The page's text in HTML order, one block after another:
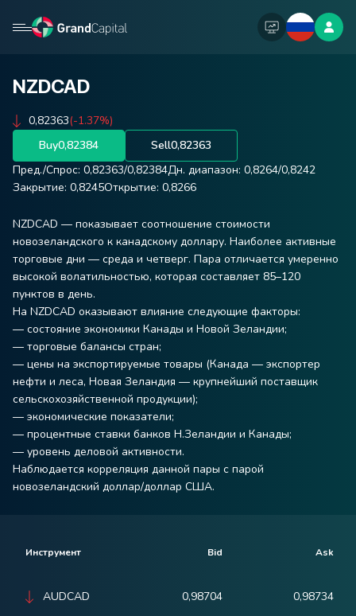
NZDCAD
0,82363(-1.37%)
Buy0,82384 Sell0,82363
Пред./Спрос: 0,82363/0,82384Дн. диапазон: 0,8264/0,8242
Закрытие: 0,8245Открытие: 0,8266
NZDCAD — показывает соотношение стоимости
новозеландского к канадскому доллару. Наиболее активные
торговые дни — среда и четверг. Пара отличается умеренно
высокой волатильностью, которая составляет 85–120
пунктов в день.
На NZDCAD оказывают влияние следующие факторы:
— состояние экономики Канады и Новой Зеландии;
— торговые балансы стран;
— цены на экспортируемые товары (Канада — экспортер
нефти и леса, Новая Зеландия — крупнейший поставщик
сельскохозяйственной продукции);
— экономические показатели;
— процентные ставки банков Н.Зеландии и Канады;
— уровень деловой активности.
Наблюдается корреляция данной пары с парой
новозеландский доллар/доллар США.
Инструмент Bid Ask
AUDCAD 0,98704 0,98734